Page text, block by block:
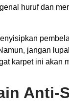
huruf dan
jangan
karpet ini akan
Anti-